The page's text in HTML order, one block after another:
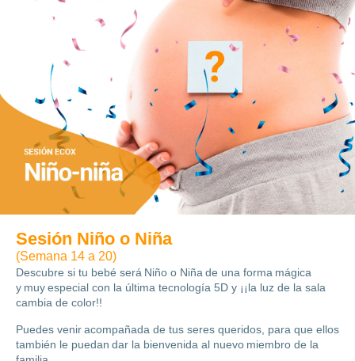
Sesión Niño o Niña
(Semana 14 a 20)
Descubre si tu bebé será Niño o Niña de una forma mágica
y muy especial con la última tecnología 5D y ¡¡la luz de la sala
cambia de color!!
Puedes venir acompañada de tus seres queridos, para que ellos
también le puedan dar la bienvenida al nuevo miembro de la